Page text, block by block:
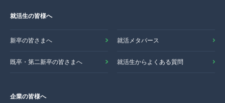
就活生の皆様へ
新卒の皆さまへ 就活メタバース
既卒・第二新卒の皆さまへ 就活生からよくある質問
企業の皆様へ